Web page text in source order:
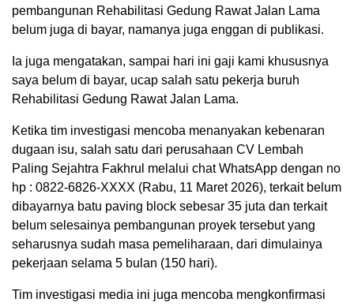
pembangunan Rehabilitasi Gedung Rawat Jalan Lama
belum juga di bayar, namanya juga enggan di publikasi.
Ia juga mengatakan, sampai hari ini gaji kami khususnya
saya belum di bayar, ucap salah satu pekerja buruh
Rehabilitasi Gedung Rawat Jalan Lama.
Ketika tim investigasi mencoba menanyakan kebenaran
dugaan isu, salah satu dari perusahaan CV Lembah
Paling Sejahtra Fakhrul melalui chat WhatsApp dengan no
hp : 0822-6826-XXXX (Rabu, 11 Maret 2026), terkait belum
dibayarnya batu paving block sebesar 35 juta dan terkait
belum selesainya pembangunan proyek tersebut yang
seharusnya sudah masa pemeliharaan, dari dimulainya
pekerjaan selama 5 bulan (150 hari).
Tim investigasi media ini juga mencoba mengkonfirmasi